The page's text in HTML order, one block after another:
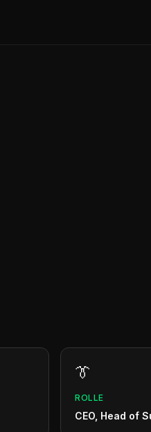
👔
ROLLE
CEO, Head of